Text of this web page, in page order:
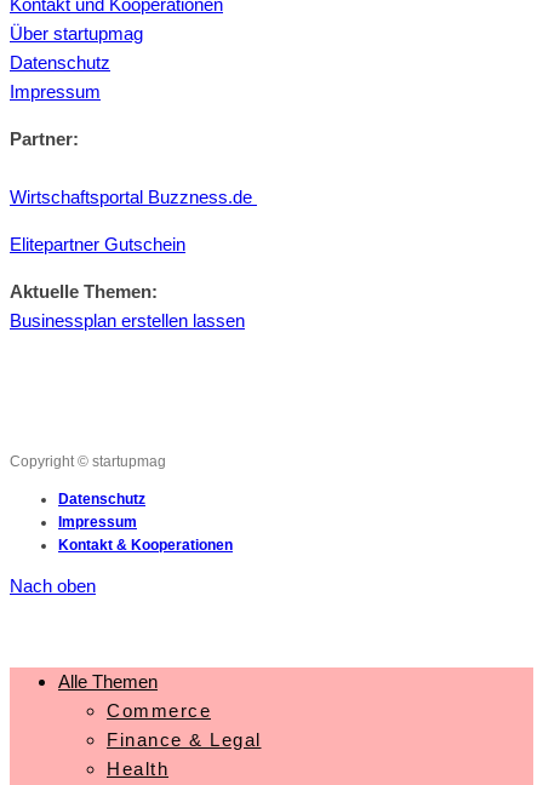
Kontakt und Kooperationen
Über startupmag
Datenschutz
Impressum
Partner:
Wirtschaftsportal Buzzness.de
Elitepartner Gutschein
Aktuelle Themen:
Businessplan erstellen lassen
Copyright © startupmag
Datenschutz
Impressum
Kontakt & Kooperationen
Nach oben
Alle Themen
Commerce
Finance & Legal
Health